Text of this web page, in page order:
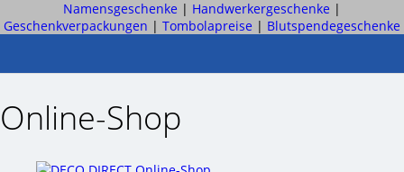
Namensgeschenke | Handwerkergeschenke |
Geschenkverpackungen | Tombolapreise | Blutspendegeschenke
Online-Shop